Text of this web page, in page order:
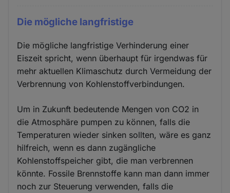
Die mögliche langfristige
Die mögliche langfristige Verhinderung einer
Eiszeit spricht, wenn überhaupt für irgendwas für
mehr aktuellen Klimaschutz durch Vermeidung der
Verbrennung von Kohlenstoffverbindungen.
Um in Zukunft bedeutende Mengen von CO2 in
die Atmosphäre pumpen zu können, falls die
Temperaturen wieder sinken sollten, wäre es ganz
hilfreich, wenn es dann zugängliche
Kohlenstoffspeicher gibt, die man verbrennen
könnte. Fossile Brennstoffe kann man dann immer
noch zur Steuerung verwenden, falls die